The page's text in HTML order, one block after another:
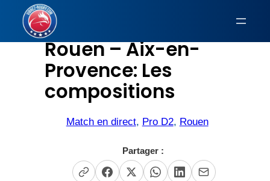
Aller
contenu Rouen – Aix-en-
Provence: Les
compositions
Match en direct, Pro D2, Rouen
Partager :